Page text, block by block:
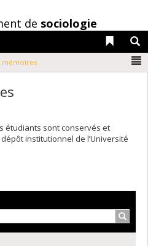
de sociologie
Liens
mémoires
étudiants sont conservés et
dépôt institutionnel de l’Université